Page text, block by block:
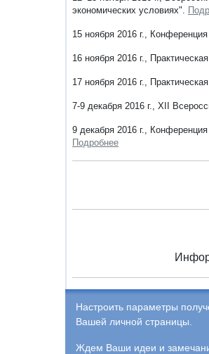
экономических условиях".
15 ноября 2016 г.,
16 ноября 2016 г.,
17 ноября 2016 г.,
7-9 декабря 2016 г., ХII
9 декабря 2016 г.,
Подробнее
Настроить параметры
Вашей личной страницы.
Ждем Ваши идеи и